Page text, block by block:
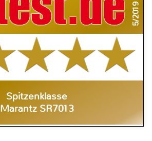
5/2019
Spitzenklasse
Marantz SR7013